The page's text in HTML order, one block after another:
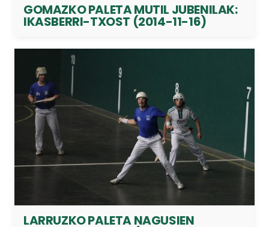
GOMAZKO PALETA MUTIL JUBENILAK:
IKASBERRI-TXOST (2014-11-16)
LARRUZKO PALETA NAGUSIEN